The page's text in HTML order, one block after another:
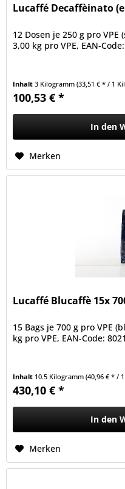
Lucaffé Decaffèinato
12 Dosen je 250 g pro
3,00 kg pro VPE, EAN-
Inhalt3 Kilogramm(33,51 € * / 1
100,53 € *
In den
Merken
Lucaffé Blucaffè 15x
15 Bags je 700 g pro VPE
kg pro VPE, EAN-Code:
Inhalt 10.5 Kilogramm(40,96 € * /
430,10 € *
In den
Merken